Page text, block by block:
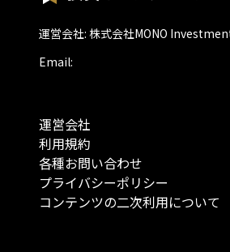
運営会社: 株式会社MONO
Email:
運営会社
利用規約
各種お問い合わせ
プライバシーポリシー
コンテンツの二次利用について